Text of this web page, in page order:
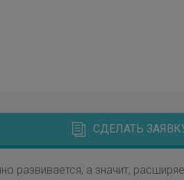
СДЕЛАТЬ
развивается, а значит,